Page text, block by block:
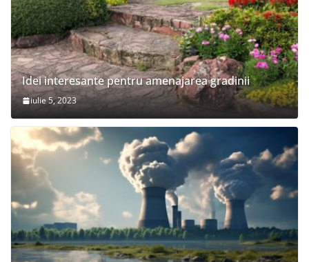
Idei interesante pentru amenajarea gradinii
iulie 5, 2023